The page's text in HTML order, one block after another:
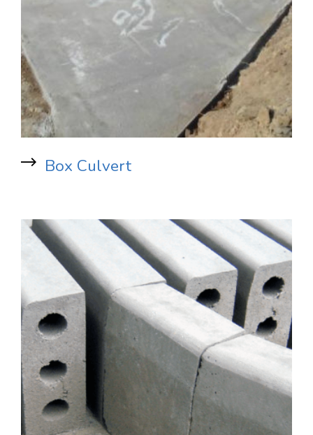
Box Culvert